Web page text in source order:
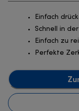
Einfach
Schnell in
Einfach zu
Perfekte